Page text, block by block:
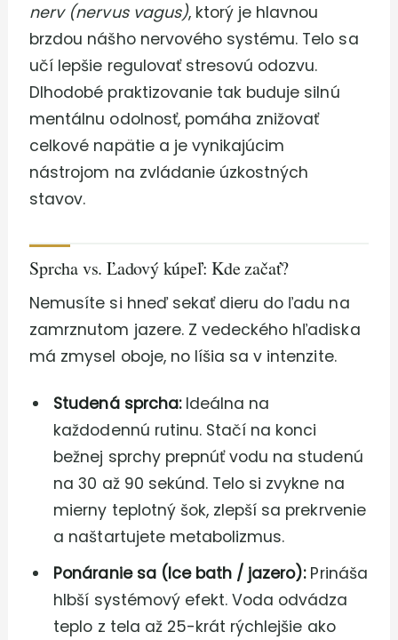
nerv (nervus vagus), ktorý je hlavnou
brzdou nášho nervového systému. Telo sa
učí lepšie regulovať stresovú odozvu.
Dlhodobé praktizovanie tak buduje silnú
mentálnu odolnosť, pomáha znižovať
celkové napätie a je vynikajúcim
nástrojom na zvládanie úzkostných
stavov.
Sprcha vs. Ľadový kúpeľ: Kde začať?
Nemusíte si hneď sekať dieru do ľadu na
zamrznutom jazere. Z vedeckého hľadiska
má zmysel oboje, no líšia sa v intenzite.
Studená sprcha:Ideálna na
každodennú rutinu. Stačí na konci
bežnej sprchy prepnúť vodu na studenú
na 30 až 90 sekúnd. Telo si zvykne na
mierny teplotný šok, zlepší sa prekrvenie
a naštartujete metabolizmus.
Ponáranie sa (Ice bath / jazero):Prináša
hlbší systémový efekt. Voda odvádza
teplo z tela až 25-krát rýchlejšie ako